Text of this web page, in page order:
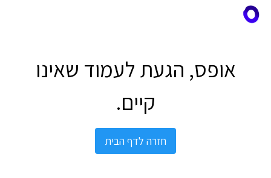
אופס, הגעת לעמוד שאינו
קיים.
חזרה לדף הבית